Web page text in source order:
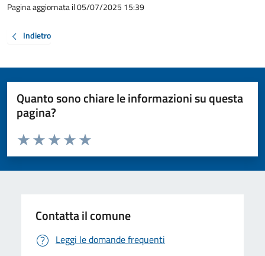
Pagina aggiornata il 05/07/2025 15:39
Indietro
Quanto sono chiare le informazioni su questa
pagina?
Valuta da 1 a 5 stelle la pagina
Valuta 5 stelle su 5
Valuta 4 stelle su 5
Valuta 3 stelle su 5
Valuta 2 stelle su 5
Valuta 1 stelle su 5
Contatta il comune
Leggi le domande frequenti